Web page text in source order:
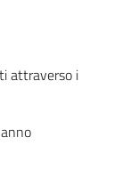
attraverso i